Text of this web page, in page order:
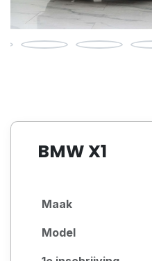
BMW X1
Maak
Model